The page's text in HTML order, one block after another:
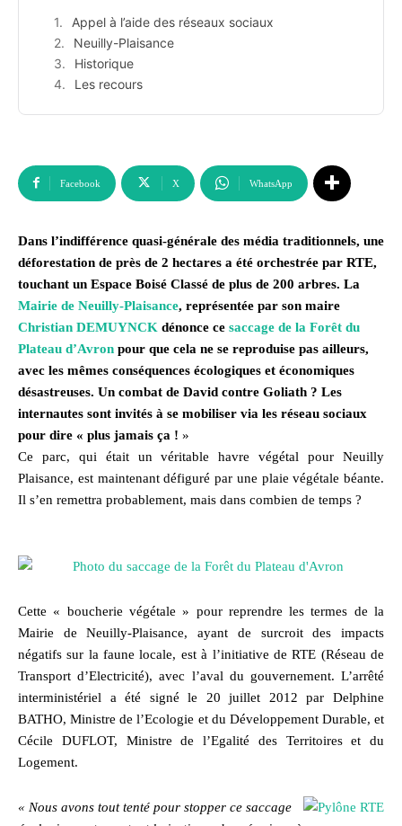
Appel à l’aide des réseaux sociaux
Neuilly-Plaisance
Historique
Les recours
Facebook X WhatsApp
Dans l’indifférence quasi-générale des média traditionnels, une
déforestation de près de 2 hectares a été orchestrée par RTE,
touchant un Espace Boisé Classé de plus de 200 arbres. La
Mairie de Neuilly-Plaisance, représentée par son maire
Christian DEMUYNCK dénonce ce saccage de la Forêt du
Plateau d’Avron pour que cela ne se reproduise pas ailleurs,
avec les mêmes conséquences écologiques et économiques
désastreuses. Un combat de David contre Goliath ? Les
internautes sont invités à se mobiliser via les réseau sociaux
pour dire « plus jamais ça ! »
Ce parc, qui était un véritable havre végétal pour Neuilly
Plaisance, est maintenant défiguré par une plaie végétale béante.
Il s’en remettra probablement, mais dans combien de temps ?
Cette « boucherie végétale » pour reprendre les termes de la
Mairie de Neuilly-Plaisance, ayant de surcroit des impacts
négatifs sur la faune locale, est à l’initiative de RTE (Réseau de
Transport d’Electricité), avec l’aval du gouvernement. L’arrêté
interministériel a été signé le 20 juillet 2012 par Delphine
BATHO, Ministre de l’Ecologie et du Développement Durable, et
Cécile DUFLOT, Ministre de l’Egalité des Territoires et du
Logement.
« Nous avons tout tenté pour stopper ce saccage